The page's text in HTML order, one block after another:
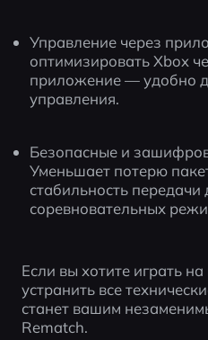
Управление через
оптимизировать Xbox
приложение — удобно
управления.
Безопасные и
Уменьшает потерю
стабильность
соревновательных
Если вы хотите играть
устранить все
станет вашим
Rematch.